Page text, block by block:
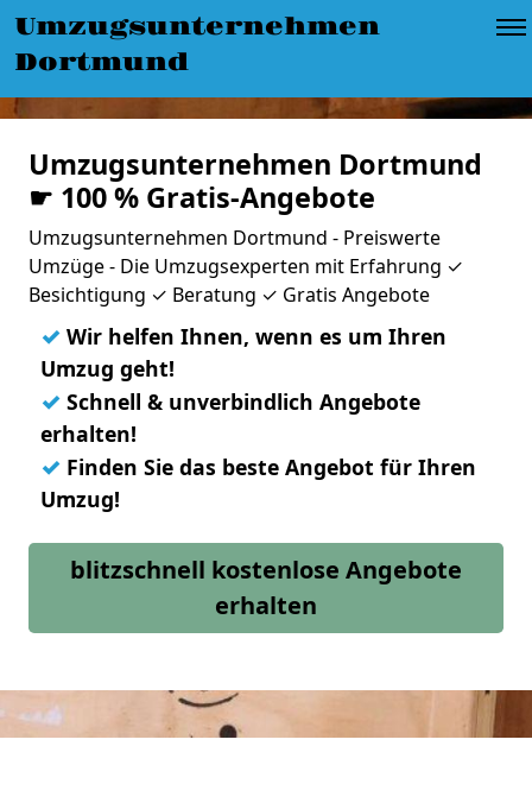
Umzugsunternehmen
Dortmund
Umzugsunternehmen Dortmund
☛ 100 % Gratis-Angebote
Umzugsunternehmen Dortmund - Preiswerte
Umzüge - Die Umzugsexperten mit Erfahrung ✓
Besichtigung ✓ Beratung ✓ Gratis Angebote
✓ Wir helfen Ihnen, wenn es um Ihren
Umzug geht!
✓ Schnell & unverbindlich Angebote
erhalten!
✓ Finden Sie das beste Angebot für Ihren
Umzug!
blitzschnell kostenlose Angebote
erhalten